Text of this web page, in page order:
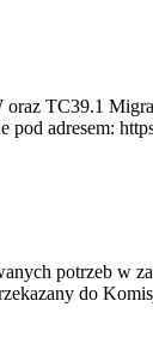
TC39.1
adresem:
potrzeb w
do